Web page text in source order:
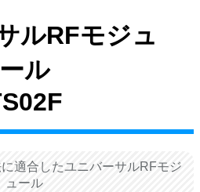
ルRFモジュ
ール
適合したユニバーサルRFモジ
ュール